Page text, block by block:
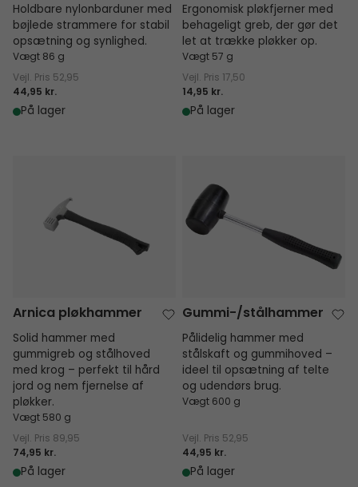
Holdbare nylonbarduner med
bøjlede strammere for stabil
opsætning og synlighed.
Vægt 86 g
Vejl. Pris 52,95
44,95 kr.
På lager
Ergonomisk pløkfjerner med
behageligt greb, der gør det
let at trække pløkker op.
Vægt 57 g
Vejl. Pris 17,50
14,95 kr.
På lager
Arnica pløkhammer
Solid hammer med
gummigreb og stålhoved
med krog – perfekt til hård
jord og nem fjernelse af
pløkker.
Vægt 580 g
Vejl. Pris 89,95
74,95 kr.
På lager
Gummi-/stålhammer
Pålidelig hammer med
stålskaft og gummihoved –
ideel til opsætning af telte
og udendørs brug.
Vægt 600 g
Vejl. Pris 52,95
44,95 kr.
På lager